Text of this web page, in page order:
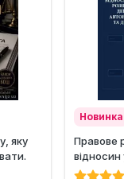
яку
із...
Новинка
Правове
відносин